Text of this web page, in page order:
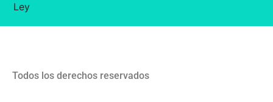
TRANSICIÓN ORDENADA PARA GARANTIZAR LA
CONTINUIDAD DE LOS PROCEDIMIENTOS